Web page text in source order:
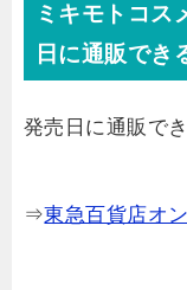
ミキモトコス
日に通販でき
発売日に通販で
⇒東急百貨店オ